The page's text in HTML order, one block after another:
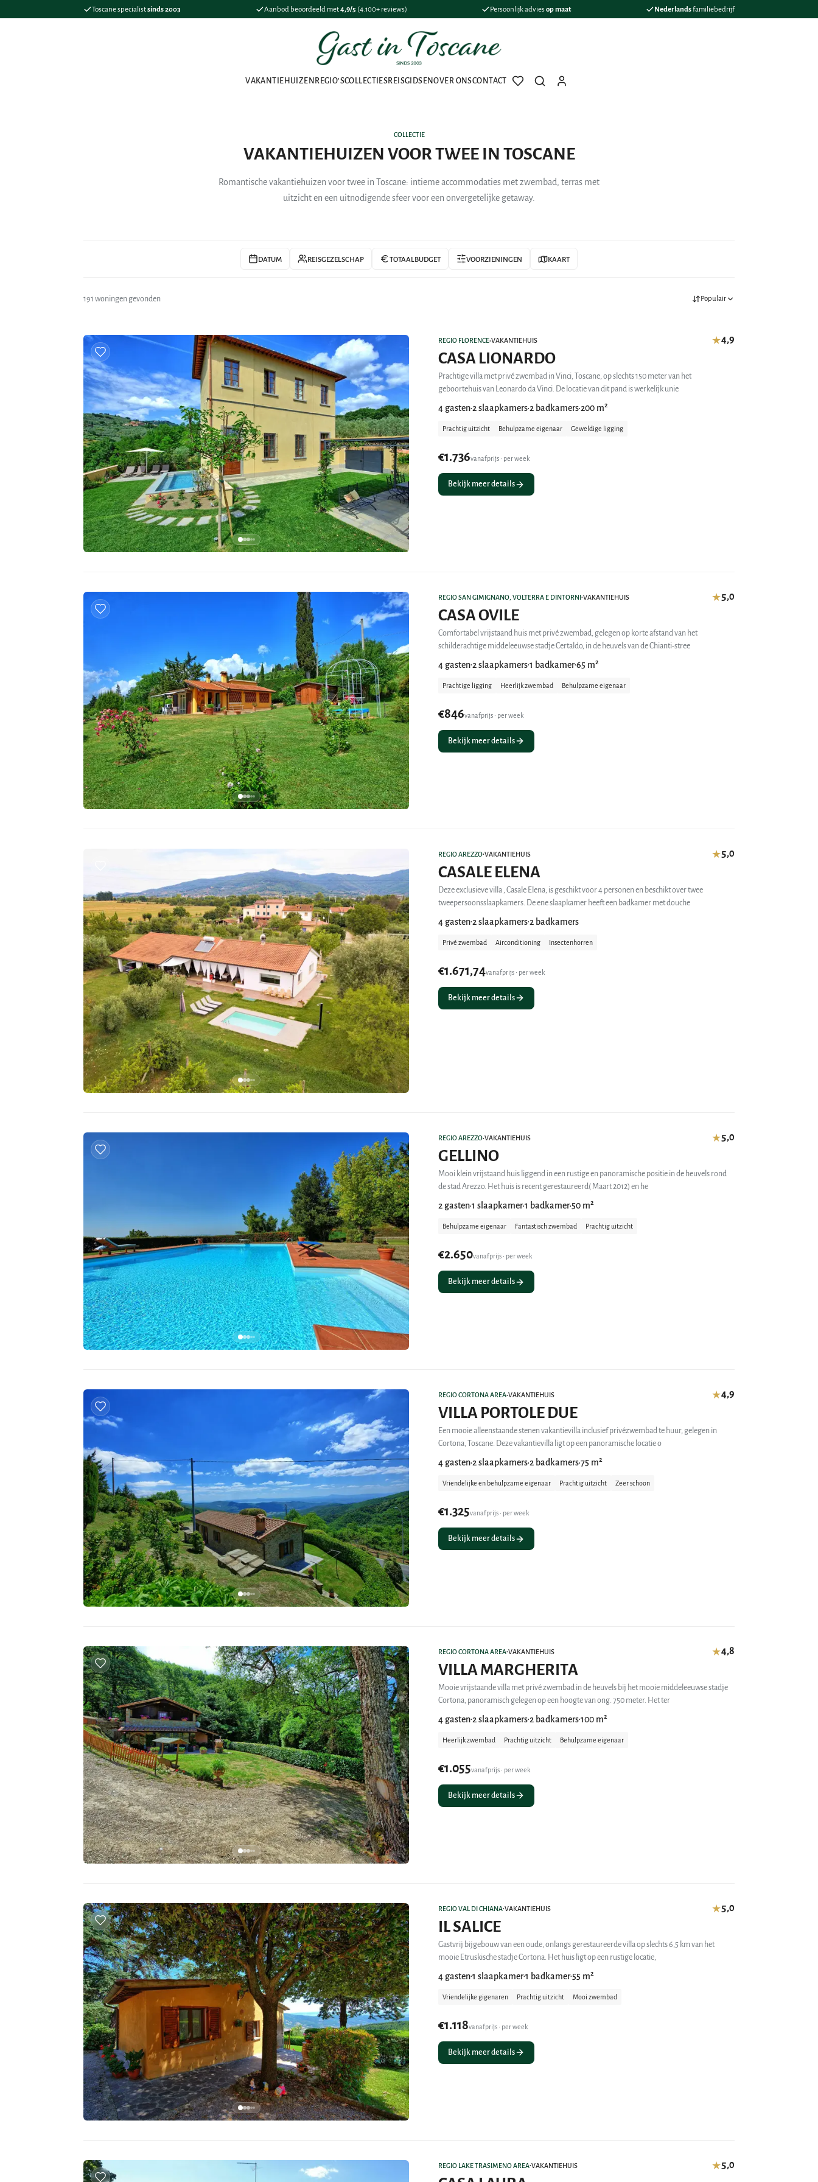
Toscane specialistsinds 2003 Aanbod beoordeeld met4,9/5(4.100+ reviews) Persoonlijk adviesop maat Nederlandsfamiliebedrijf
VAKANTIEHUIZEN REGIO'SCOLLECTIESREISGIDSENOVER ONSCONTACT
FavorietenZoekenMijn Boeking
COLLECTIE
VAKANTIEHUIZEN VOOR TWEE IN TOSCANE
Romantische vakantiehuizen voor twee in Toscane: intieme accommodaties met zwembad, terras met
uitzicht en een uitnodigende sfeer voor een onvergetelijke getaway.
DATUM REISGEZELSCHAP TOTAALBUDGET VOORZIENINGEN KAART
191 woningen gevonden Populair
★4,9
REGIO FLORENCE•VAKANTIEHUIS
CASA LIONARDO
Prachtige villa met privé zwembad in Vinci, Toscane, op slechts 150 meter van het
geboortehuis van Leonardo da Vinci. De locatie van dit pand is werkelijk unie
4 gasten• 2 slaapkamers• 2 badkamers• 200 m²
Prachtig uitzicht Behulpzame eigenaar Geweldige ligging
€1.736vanafprijs • per week
Bekijk meer details
★5,0
REGIO SAN GIMIGNANO, VOLTERRA E DINTORNI•VAKANTIEHUIS
CASA OVILE
Comfortabel vrijstaand huis met privé zwembad, gelegen op korte afstand van het
schilderachtige middeleeuwse stadje Certaldo, in de heuvels van de Chianti-stree
4 gasten• 2 slaapkamers•1 badkamer•65 m²
Prachtige ligging Heerlijk zwembad Behulpzame eigenaar
€846vanafprijs • per week
Bekijk meer details
★5,0
REGIO AREZZO•VAKANTIEHUIS
CASALE ELENA
Deze exclusieve villa , Casale Elena, is geschikt voor 4 personen en beschikt over twee
tweepersoonsslaapkamers. De ene slaapkamer heeft een badkamer met douche
4 gasten• 2 slaapkamers• 2 badkamers
Privé zwembad Airconditioning Insectenhorren
€1.671,74vanafprijs • per week
Bekijk meer details
★5,0
REGIO AREZZO•VAKANTIEHUIS
GELLINO
Mooi klein vrijstaand huis liggend in een rustige en panoramische positie in de heuvels rond
de stad Arezzo. Het huis is recent gerestaureerd( Maart 2012) en he
2 gasten•1 slaapkamer•1 badkamer• 50 m²
Behulpzame eigenaar Fantastisch zwembad Prachtig uitzicht
€2.650vanafprijs • per week
Bekijk meer details
★4,9
REGIO CORTONA AREA•VAKANTIEHUIS
VILLA PORTOLE DUE
Een mooie alleenstaande stenen vakantievilla inclusief privézwembad te huur, gelegen in
Cortona, Toscane. Deze vakantievilla ligt op een panoramische locatie o
4 gasten• 2 slaapkamers• 2 badkamers•75 m²
Vriendelijke en behulpzame eigenaar Prachtig uitzicht Zeer schoon
€1.325vanafprijs • per week
Bekijk meer details
★4,8
REGIO CORTONA AREA•VAKANTIEHUIS
VILLA MARGHERITA
Mooie vrijstaande villa met privé zwembad in de heuvels bij het mooie middeleeuwse stadje
Cortona, panoramisch gelegen op een hoogte van ong. 750 meter. Het ter
4 gasten• 2 slaapkamers• 2 badkamers•100 m²
Heerlijk zwembad Prachtig uitzicht Behulpzame eigenaar
€1.055vanafprijs • per week
Bekijk meer details
★5,0
REGIO VAL DI CHIANA•VAKANTIEHUIS
IL SALICE
Gastvrij bijgebouw van een oude, onlangs gerestaureerde villa op slechts 6,5 km van het
mooie Etruskische stadje Cortona. Het huis ligt op een rustige locatie,
4 gasten•1 slaapkamer•1 badkamer• 55 m²
Vriendelijke gigenaren Prachtig uitzicht Mooi zwembad
€1.118vanafprijs • per week
Bekijk meer details
★5,0
REGIO LAKE TRASIMENO AREA•VAKANTIEHUIS